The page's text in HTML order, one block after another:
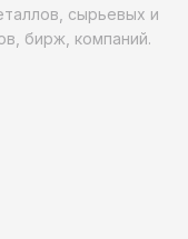
сырьевых и
бирж, компаний.